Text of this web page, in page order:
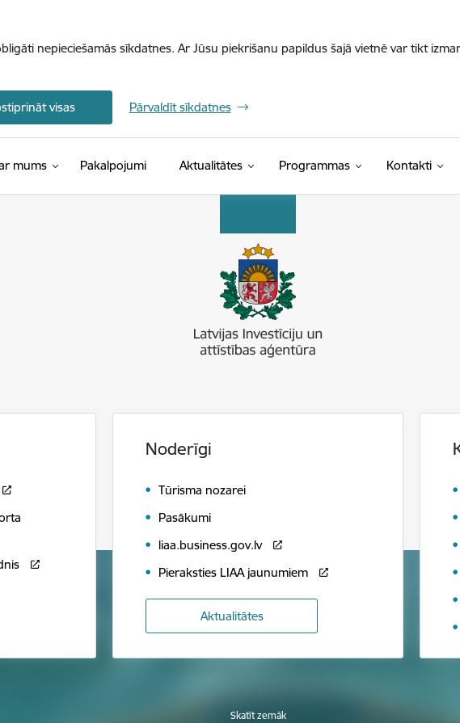
nepieciešamās sīkdatnes. Ar Jūsu piekrišanu papildus šajā vietnē var tikt
visas Pārvaldīt sīkdatnes
mums Pakalpojumi Aktualitātes Programmas Kontakti
Noderīgi
Tūrisma nozarei
Pasākumi
liaa.business.gov.lv
Pieraksties LIAA jaunumiem
Aktualitātes
Skatīt zemāk